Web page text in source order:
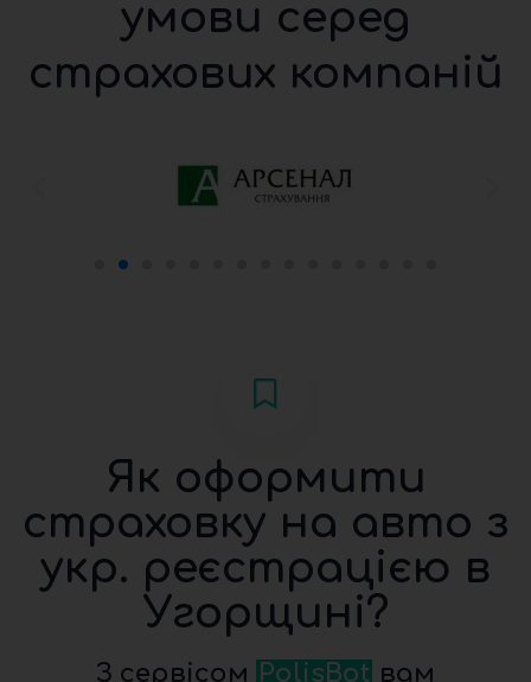
умови серед
страхових компаній
Як оформити
страховку на авто з
укр. реєстрацією в
Угорщині?
З сервісом PolisBot вам